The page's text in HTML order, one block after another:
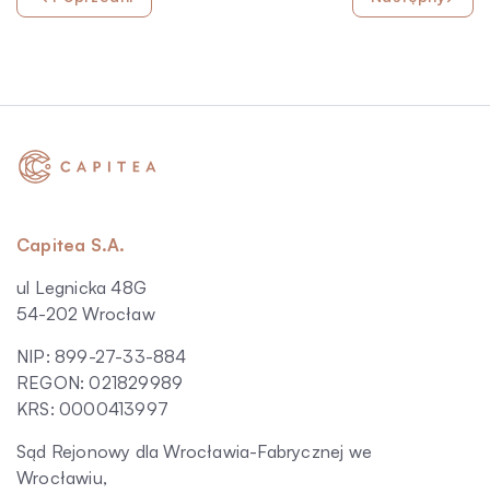
Capitea S.A.
ul Legnicka 48G
54-202 Wrocław
NIP: 899-27-33-884
REGON: 021829989
KRS: 0000413997
Sąd Rejonowy dla Wrocławia-Fabrycznej we
Wrocławiu,